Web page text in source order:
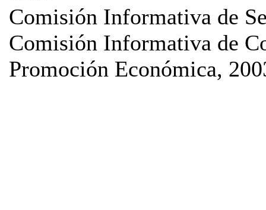
Comisión Informativa de
Comisión Informativa de
Promoción Económica,